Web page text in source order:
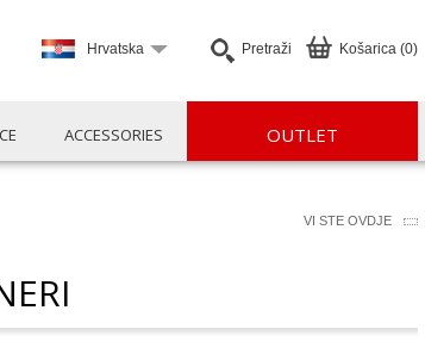
Košarica (0)
Pretraži
Hrvatska
ACCESSORIES OUTLET
VI STE OVDJE